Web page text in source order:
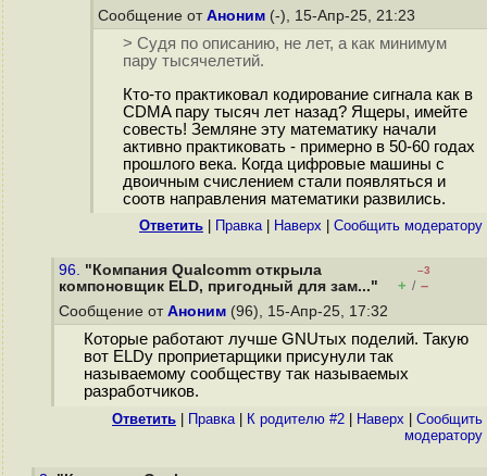
Сообщение от Аноним (-), 15-Апр-25, 21:23
> Судя по описанию, не лет, а как минимум
пару тысячелетий.
Кто-то практиковал кодирование сигнала как в
CDMA пару тысяч лет назад? Ящеры, имейте
совесть! Земляне эту математику начали
активно практиковать - примерно в 50-60 годах
прошлого века. Когда цифровые машины с
двоичным счислением стали появляться и
соотв направления математики развились.
Ответить Правка| Наверх Cообщить модератору
96. "Компания Qualcomm открыла
компоновщик ELD, пригодный для зам..."
–3
+ / –
Сообщение от Аноним (96), 15-Апр-25, 17:32
Которые работают лучше GNUтых поделий. Такую
вот ELDу проприетарщики присунули так
называемому сообществу так называемых
разработчиков.
Ответить Правка| К родителю #2 Наверх
Cообщить
модератору